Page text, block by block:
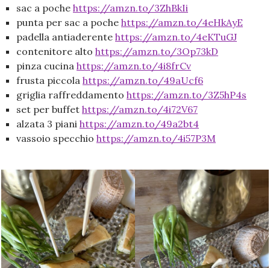
sac a poche https://amzn.to/3ZhBkIi
punta per sac a poche https://amzn.to/4eHkAyE
padella antiaderente https://amzn.to/4eKTuGJ
contenitore alto https://amzn.to/3Op73kD
pinza cucina https://amzn.to/4i8frCv
frusta piccola https://amzn.to/49aUcf6
griglia raffreddamento https://amzn.to/3Z5hP4s
set per buffet https://amzn.to/4i72V67
alzata 3 piani https://amzn.to/49a2bt4
vassoio specchio https://amzn.to/4i57P3M